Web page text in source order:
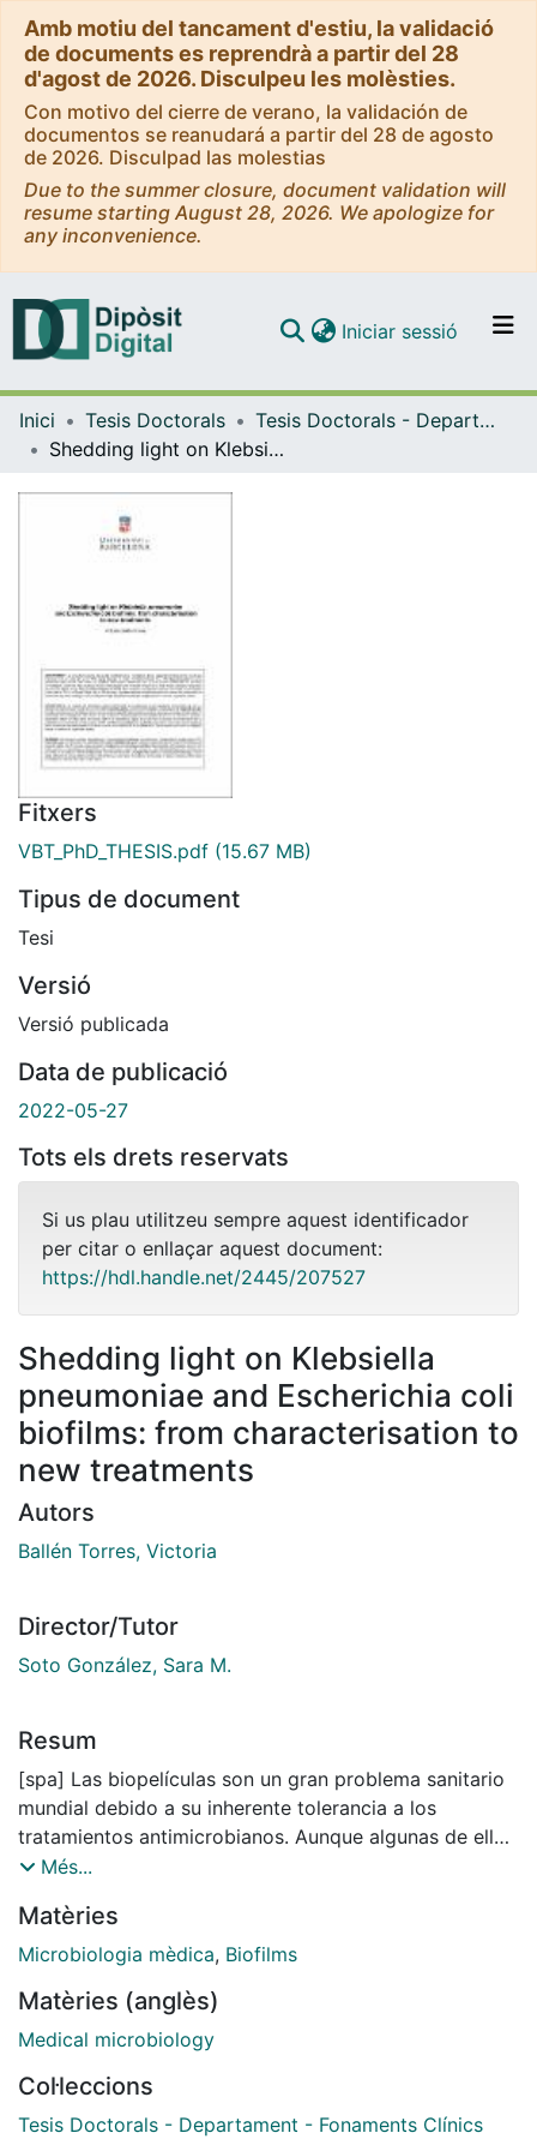
Amb motiu del tancament d'estiu, la validació
de documents es reprendrà a partir del 28
d'agost de 2026. Disculpeu les molèsties.
Con motivo del cierre de verano, la validación de
documentos se reanudará a partir del 28 de agosto
de 2026. Disculpad las molestias
Due to the summer closure, document validation will
resume starting August 28, 2026. We apologize for
any inconvenience.
Navega per tot el DD
Iniciar sessió (current)
Inici Tesis Doctorals
Tesis Doctorals - Departament - Fonaments Clínics
Shedding light on Klebsiella pneumoniae and Escherichia coli biofilms: from characterisation to new treatments
Fitxers
VBT_PhD_THESIS.pdf (15.67 MB)
Tipus de document
Tesi
Versió
Versió publicada
Data de publicació
2022-05-27
Tots els drets reservats
Si us plau utilitzeu sempre aquest identificador
per citar o enllaçar aquest document:
https://hdl.handle.net/2445/207527
Shedding light on Klebsiella
pneumoniae and Escherichia coli
biofilms: from characterisation to
new treatments
Autors
Ballén Torres, Victoria
Director/Tutor
Soto González, Sara M.
Resum
[spa] Las biopelículas son un gran problema sanitario
mundial debido a su inherente tolerancia a los
tratamientos antimicrobianos. Aunque algunas de ellas
son monomicrobianas, muchas otras son comunidades
infecciones humanas. Los mecanismos subyacentes a
la formación de biopelículas no se conocen del todo, y
resistencia a los antimicrobianos pueden estar
implicados en este proceso. La identificación de
formación de biopelículas, así como el descubrimiento
de nuevas moléculas para inhibirlos o erradicarlos es
Més...
Matèries
Microbiologia mèdica, Biofilms
Matèries (anglès)
Medical microbiology
Col·leccions
Tesis Doctorals - Departament - Fonaments Clínics